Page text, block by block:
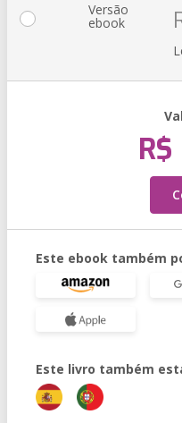
Versão
ebook
Este ebook também
Este livro também